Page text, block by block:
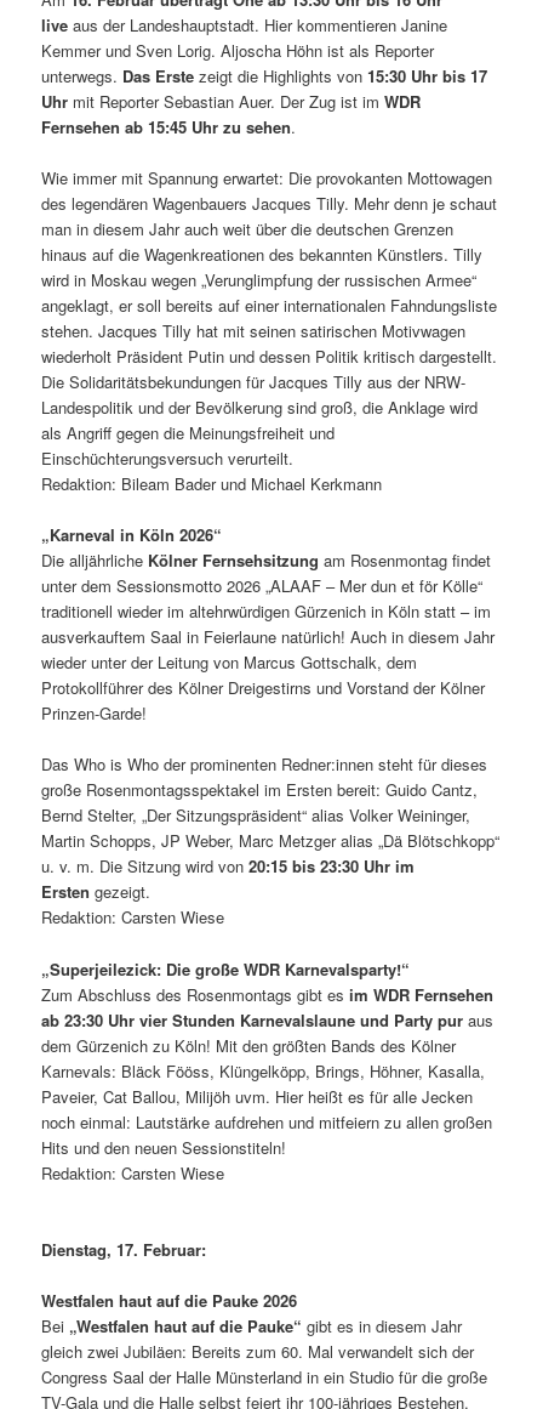
live aus der Landeshauptstadt. Hier kommentieren Janine
Kemmer und Sven Lorig. Aljoscha Höhn ist als Reporter
unterwegs. Das Erste zeigt die Highlights von15:30 Uhr bis 17
Uhr mit Reporter Sebastian Auer. Der Zug ist imWDR
Fernsehen ab 15:45 Uhr zu sehen.
Wie immer mit Spannung erwartet: Die provokanten Mottowagen
des legendären Wagenbauers Jacques Tilly. Mehr denn je schaut
man in diesem Jahr auch weit über die deutschen Grenzen
hinaus auf die Wagenkreationen des bekannten Künstlers. Tilly
wird in Moskau wegen „Verunglimpfung der russischen Armee“
angeklagt, er soll bereits auf einer internationalen Fahndungsliste
stehen. Jacques Tilly hat mit seinen satirischen Motivwagen
wiederholt Präsident Putin und dessen Politik kritisch dargestellt.
Die Solidaritätsbekundungen für Jacques Tilly aus der NRW-
Landespolitik und der Bevölkerung sind groß, die Anklage wird
als Angriff gegen die Meinungsfreiheit und
Einschüchterungsversuch verurteilt.
Redaktion: Bileam Bader und Michael Kerkmann
„Karneval in Köln 2026“
Die alljährliche Kölner Fernsehsitzung am Rosenmontag findet
unter dem Sessionsmotto 2026 „ALAAF – Mer dun et för Kölle“
traditionell wieder im altehrwürdigen Gürzenich in Köln statt – im
ausverkauftem Saal in Feierlaune natürlich! Auch in diesem Jahr
wieder unter der Leitung von Marcus Gottschalk, dem
Protokollführer des Kölner Dreigestirns und Vorstand der Kölner
Prinzen-Garde!
Das Who is Who der prominenten Redner:innen steht für dieses
große Rosenmontagsspektakel im Ersten bereit: Guido Cantz,
Bernd Stelter, „Der Sitzungspräsident“ alias Volker Weininger,
Martin Schopps, JP Weber, Marc Metzger alias „Dä Blötschkopp“
u. v. m. Die Sitzung wird von20:15 bis 23:30 Uhr im
Ersten gezeigt.
Redaktion: Carsten Wiese
„Superjeilezick: Die große WDR Karnevalsparty!“
Zum Abschluss des Rosenmontags gibt esim WDR Fernsehen
ab 23:30 Uhr vier Stunden Karnevalslaune und Party pur aus
dem Gürzenich zu Köln! Mit den größten Bands des Kölner
Karnevals: Bläck Fööss, Klüngelköpp, Brings, Höhner, Kasalla,
Paveier, Cat Ballou, Milijöh uvm. Hier heißt es für alle Jecken
noch einmal: Lautstärke aufdrehen und mitfeiern zu allen großen
Hits und den neuen Sessionstiteln!
Redaktion: Carsten Wiese
Dienstag, 17. Februar:
Westfalen haut auf die Pauke 2026
Bei „Westfalen haut auf die Pauke“ gibt es in diesem Jahr
gleich zwei Jubiläen: Bereits zum 60. Mal verwandelt sich der
Congress Saal der Halle Münsterland in ein Studio für die große
TV-Gala und die Halle selbst feiert ihr 100-jähriges Bestehen.